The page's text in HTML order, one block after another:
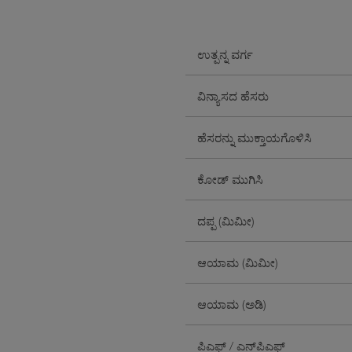
ಉತ್ಪನ್ನ ವರ್ಗ
ವಿನ್ಯಾಸದ ಹೆಸರು
ಹೆಸರನ್ನು ಮುಕ್ತಾಯಗೊಳಿಸಿ
ಕೋಡ್ ಮುಗಿಸಿ
ದಪ್ಪ (ಮಿಮೀ)
ಆಯಾಮ (ಮಿಮೀ)
ಆಯಾಮ (ಅಡಿ)
ಪಿಎಫ್ / ಎನ್‌ಪಿಎಫ್